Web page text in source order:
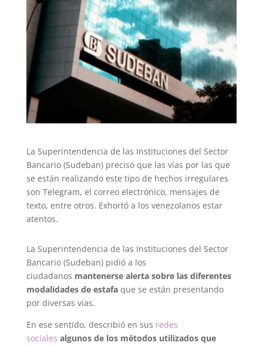
La Superintendencia de las Instituciones del Sector
Bancario (Sudeban) precisó que las vías por las que
se están realizando este tipo de hechos irregulares
son Telegram, el correo electrónico, mensajes de
texto, entre otros. Exhortó a los venezolanos estar
atentos.
La Superintendencia de las Instituciones del Sector
Bancario (Sudeban) pidió a los
ciudadanos mantenerse alerta sobre las diferentes
modalidades de estafaque se están presentando
por diversas vías.
En ese sentido, describió en sus redes
sociales algunos de los métodos utilizados que